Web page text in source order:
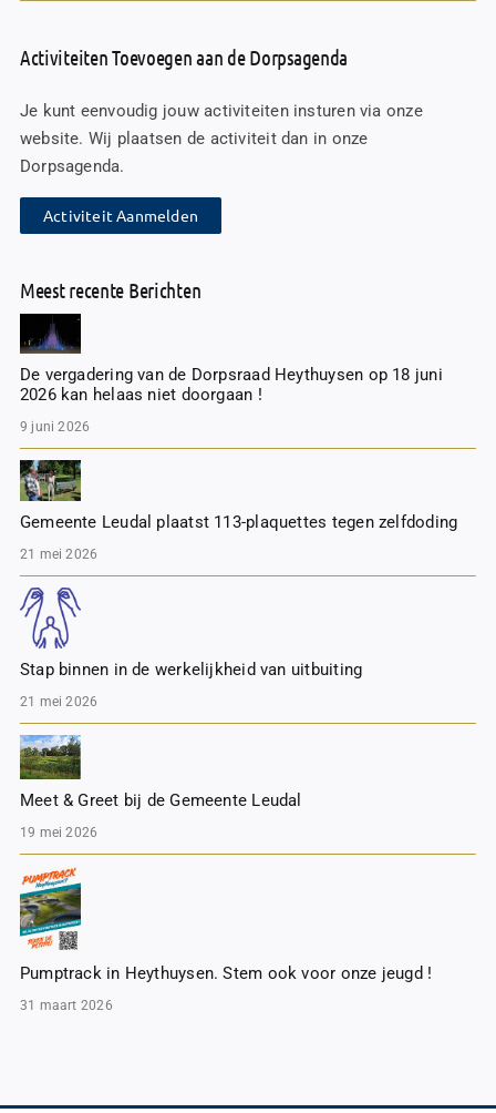
Activiteiten Toevoegen aan de Dorpsagenda
Je kunt eenvoudig jouw activiteiten insturen via onze
website. Wij plaatsen de activiteit dan in onze
Dorpsagenda.
Activiteit Aanmelden
Meest recente Berichten
De vergadering van de Dorpsraad Heythuysen op 18 juni
2026 kan helaas niet doorgaan !
9 juni 2026
Gemeente Leudal plaatst 113-plaquettes tegen zelfdoding
21 mei 2026
Stap binnen in de werkelijkheid van uitbuiting
21 mei 2026
Meet & Greet bij de Gemeente Leudal
19 mei 2026
Pumptrack in Heythuysen. Stem ook voor onze jeugd !
31 maart 2026